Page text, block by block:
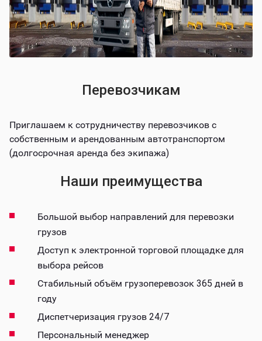
Перевозчикам
Приглашаем к сотрудничеству перевозчиков с
собственным и арендованным автотранспортом
(долгосрочная аренда без экипажа)
Наши преимущества
Большой выбор направлений для перевозки
грузов
Доступ к электронной торговой площадке для
выбора рейсов
Стабильный объём грузоперевозок 365 дней в
году
Диспетчеризация грузов 24/7
Персональный менеджер